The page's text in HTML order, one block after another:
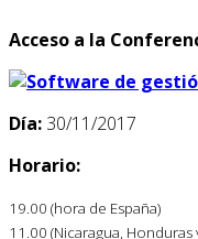
Acceso a la
Día: 30/11/2017
Horario:
19.00 (hora de España)
11.00 (Nicaragua, Honduras